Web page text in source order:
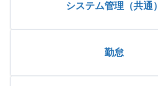
システム管理（共通）
勤怠